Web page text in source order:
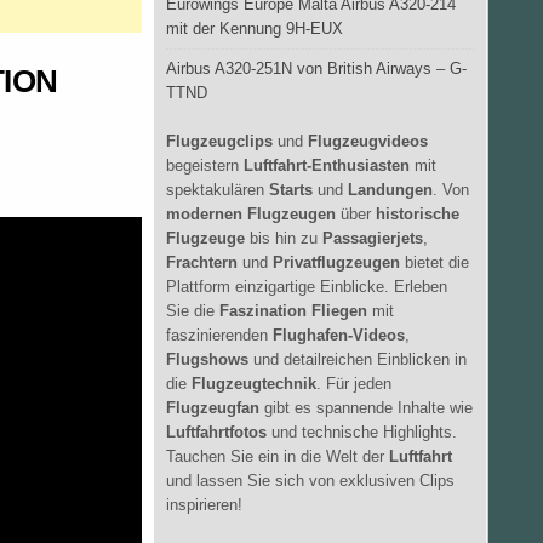
Eurowings Europe Malta Airbus A320-214
mit der Kennung 9H-EUX
Airbus A320-251N von British Airways – G-
TTND
Flugzeugclips und Flugzeugvideos
begeistern Luftfahrt-Enthusiasten mit
spektakulärenStarts und Landungen . Von
modernen Flugzeugen über historische
Flugzeuge bis hin zu Passagierjets
Frachtern und Privatflugzeugen bietet die
Plattform einzigartige Einblicke. Erleben
Sie die Faszination Fliegen mit
faszinierenden Flughafen-Videos
Flugshows und detailreichen Einblicken in
die Flugzeugtechnik . Für jeden
Flugzeugfan gibt es spannende Inhalte wie
Luftfahrtfotos und technische Highlights.
Tauchen Sie ein in die Welt der Luftfahrt
und lassen Sie sich von exklusiven Clips
inspirieren!